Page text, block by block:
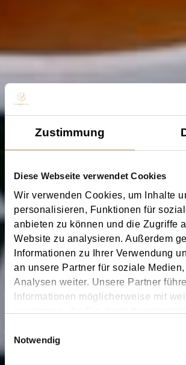
Zustimmung
Diese Webseite verwendet Cookies
Wir verwenden Cookies, um Inhalte
personalisieren, Funktionen für
anbieten zu können und die Zugriffe
Website zu analysieren. Außerdem
Informationen zu Ihrer Verwendung
an unsere Partner für soziale
Analysen weiter. Unsere Partner
Informationen möglicherweise mit
zusammen, die Sie ihnen
gesammelt haben.
Notwendig